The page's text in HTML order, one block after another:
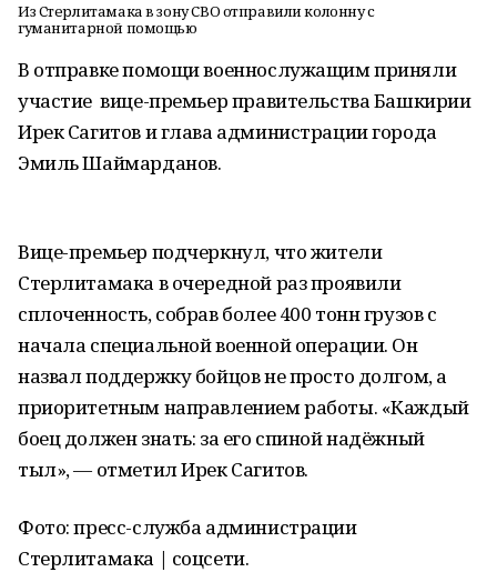
Из Стерлитамака в зону СВО отправили колонну с
гуманитарной помощью
В отправке помощи военнослужащим приняли
участие вице-премьер правительства Башкирии
Ирек Сагитов и глава администрации города
Эмиль Шаймарданов.
Вице-премьер подчеркнул, что жители
Стерлитамака в очередной раз проявили
сплоченность, собрав более 400 тонн грузов с
начала специальной военной операции. Он
назвал поддержку бойцов не просто долгом, а
приоритетным направлением работы. «Каждый
боец должен знать: за его спиной надёжный
тыл», — отметил Ирек Сагитов.
Фото: пресс-служба администрации
Стерлитамака | соцсети.